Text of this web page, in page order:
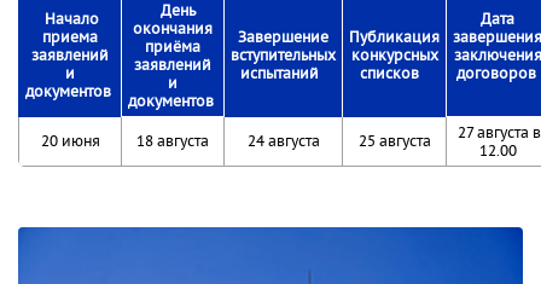
Начало
приема
заявлений
и
документов
День
окончания
приёма
заявлений
и
документов
Завершение
вступительных
испытаний
Публикация
конкурсных
списков
Дата
завершения
заключения
договоров
20 июня 18 августа 24 августа 25 августа
27 августа в
12.00